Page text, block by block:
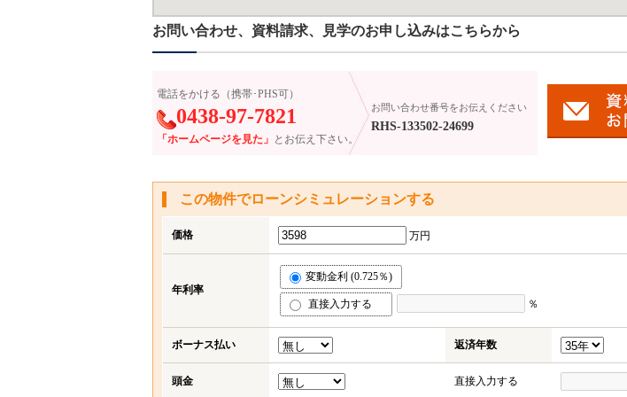
お問い合わせ、資料請求、見学のお申し込みはこちらから
電話をかける（携帯･PHS可）
0438-97-7821
「ホームページを見た」 とお伝え下さい。
お問い合わせ番号をお伝えください
RHS-133502-24699
この物件でローンシミュレーションする
価格 万円
年利率
変動金利 (0.725％)
直接入力する ％
ボーナス払い 返済年数
頭金 直接入力する